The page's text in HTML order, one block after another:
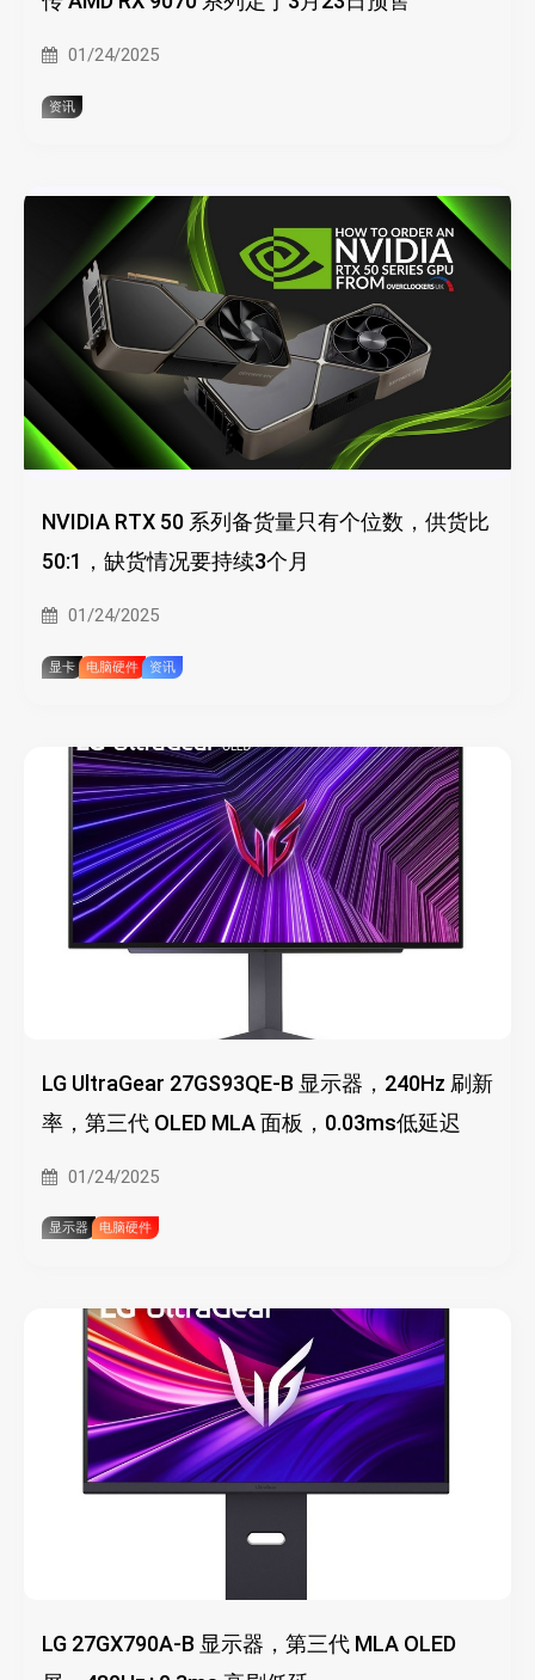
01/24/2025
资讯
NVIDIA RTX 50 系列备货量只有个位数，供货比
50:1，缺货情况要持续3个月
01/24/2025
显卡 电脑硬件 资讯
LG UltraGear 27GS93QE-B 显示器，240Hz 刷新
率，第三代 OLED MLA 面板，0.03ms低延迟
01/24/2025
显示器 电脑硬件
LG 27GX790A-B 显示器，第三代 MLA OLED